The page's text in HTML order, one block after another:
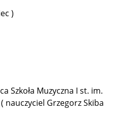
)
Szkoła Muzyczna I st. im.
nauczyciel Grzegorz Skiba